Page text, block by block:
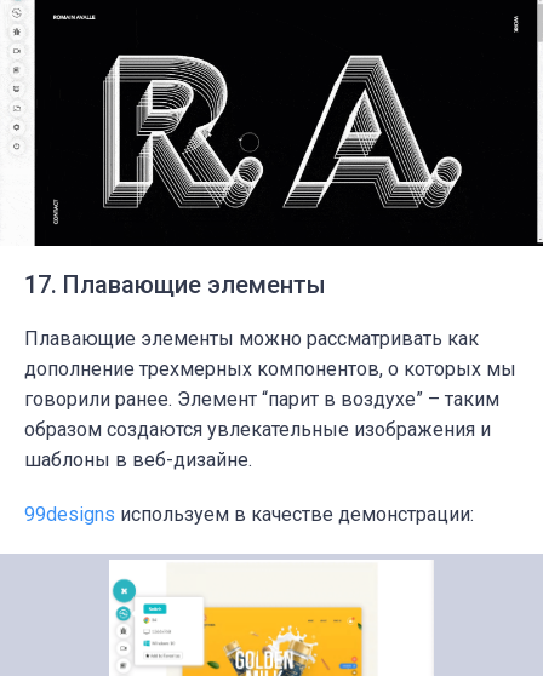
17. Плавающие элементы
Плавающие элементы можно рассматривать как
дополнение трехмерных компонентов, о которых мы
говорили ранее. Элемент “парит в воздухе” – таким
образом создаются увлекательные изображения и
шаблоны в веб-дизайне.
99designs используем в качестве демонстрации: